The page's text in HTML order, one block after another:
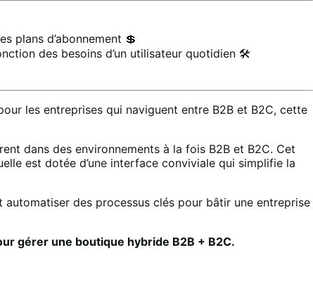
plans d’abonnement 💲
des besoins d’un utilisateur quotidien 🛠️
les entreprises qui naviguent entre B2B et B2C, cette
dans des environnements à la fois B2B et B2C. Cet
est dotée d’une interface conviviale qui simplifie la
des processus clés pour bâtir une entreprise
gérer une boutique hybride B2B + B2C.